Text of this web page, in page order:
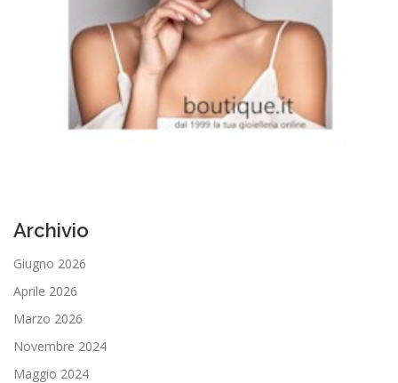
Archivio
Giugno 2026
Aprile 2026
Marzo 2026
Novembre 2024
Maggio 2024